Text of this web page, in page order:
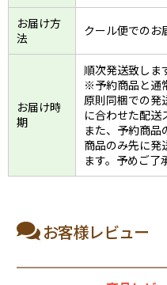
お届け方
法
クール便でのお
お届け時
期
順次発送致しま
※予約商品と通
原則同梱での発
に合わせた配送
また、予約商品
商品のみ先に発
ます。予めご了
お客様レビュー